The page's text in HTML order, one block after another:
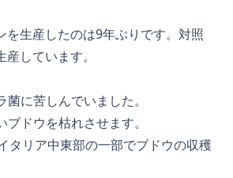
生産したのは9年ぶりです。対照
しています。
に苦しんでいました。
ドウを枯れさせます。
タリア中東部の一部でブドウの収穫